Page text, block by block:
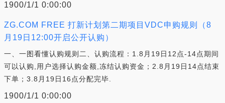
1900/1/1 0:00:00
ZG.COM FREE 打新计划第二期项目VDC申购规则（8
月19日12:00开启公开认购）
一、一图看懂认购规则二、认购流程：1.8月19日12点-14点期间
可以认购,用户选择认购金额,冻结认购资金；2.8月19日14点结束
下单；3.8月19日16点分配完毕.
1900/1/1 0:00:00